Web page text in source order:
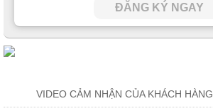
ĐĂNG KÝ NGAY
VIDEO CẢM NHẬN CỦA KHÁCH HÀNG